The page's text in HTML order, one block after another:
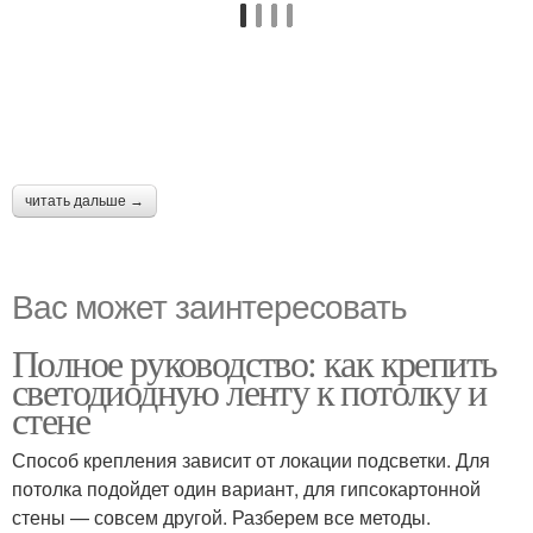
читать дальше →
Вас может заинтересовать
Полное руководство: как крепить
светодиодную ленту к потолку и
стене
Способ крепления зависит от локации подсветки. Для
потолка подойдет один вариант, для гипсокартонной
стены — совсем другой. Разберем все методы.